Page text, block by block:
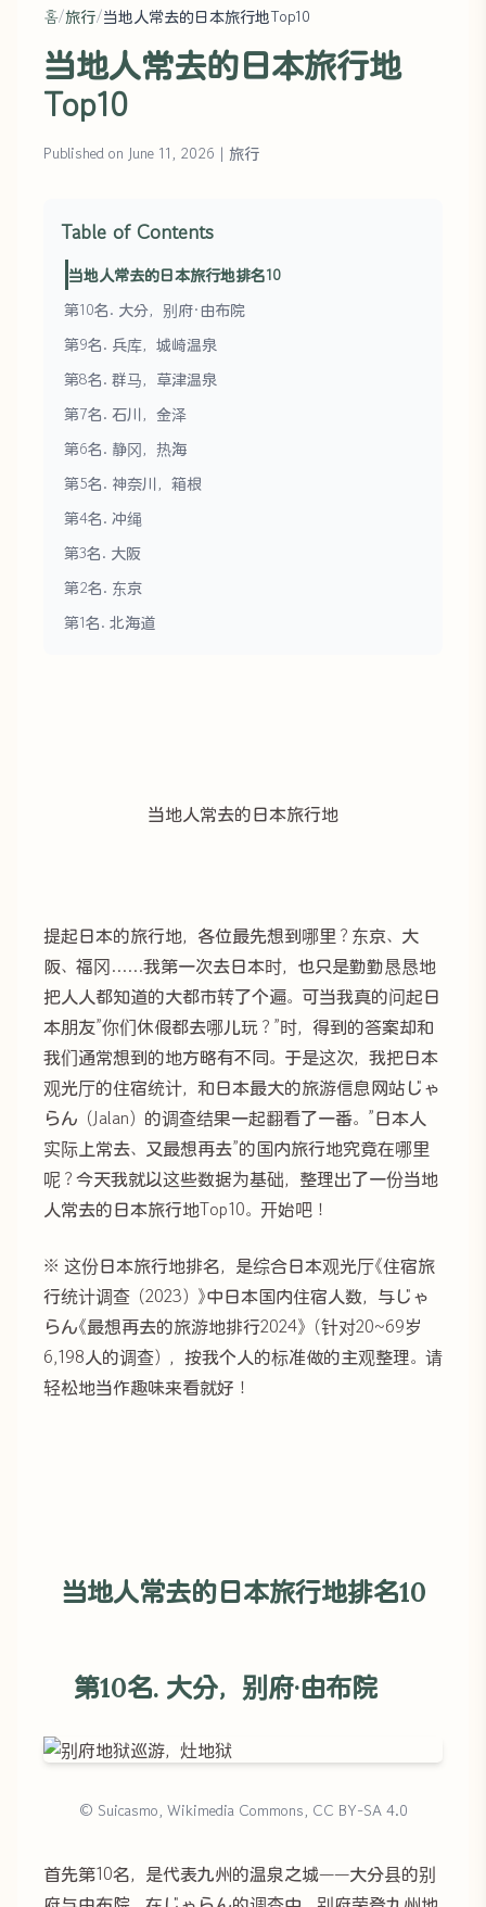
홈/旅行/当地人常去的日本旅行地Top10
当地人常去的日本旅行地
Top10
Published on June 11, 2026 | 旅行
Table of Contents
当地人常去的日本旅行地排名10
第10名. 大分，别府·由布院
第9名. 兵库，城崎温泉
第8名. 群马，草津温泉
第7名. 石川，金泽
第6名. 静冈，热海
第5名. 神奈川，箱根
第4名. 冲绳
第3名. 大阪
第2名. 东京
第1名. 北海道
当地人常去的日本旅行地
提起日本的旅行地，各位最先想到哪里？东京、大
阪、福冈……我第一次去日本时，也只是勤勤恳恳地
把人人都知道的大都市转了个遍。可当我真的问起日
本朋友”你们休假都去哪儿玩？”时，得到的答案却和
我们通常想到的地方略有不同。于是这次，我把日本
观光厅的住宿统计，和日本最大的旅游信息网站じゃ
らん（Jalan）的调查结果一起翻看了一番。”日本人
实际上常去、又最想再去”的国内旅行地究竟在哪里
呢？今天我就以这些数据为基础，整理出了一份当地
人常去的日本旅行地Top10。开始吧！
※ 这份日本旅行地排名，是综合日本观光厅《住宿旅
行统计调查（2023）》中日本国内住宿人数，与じゃ
らん《最想再去的旅游地排行2024》（针对20~69岁
6,198人的调查），按我个人的标准做的主观整理。请
轻松地当作趣味来看就好！
当地人常去的日本旅行地排名10
第10名. 大分，别府·由布院
© Suicasmo, Wikimedia Commons, CC BY-SA 4.0
首先第10名，是代表九州的温泉之城——大分县的别